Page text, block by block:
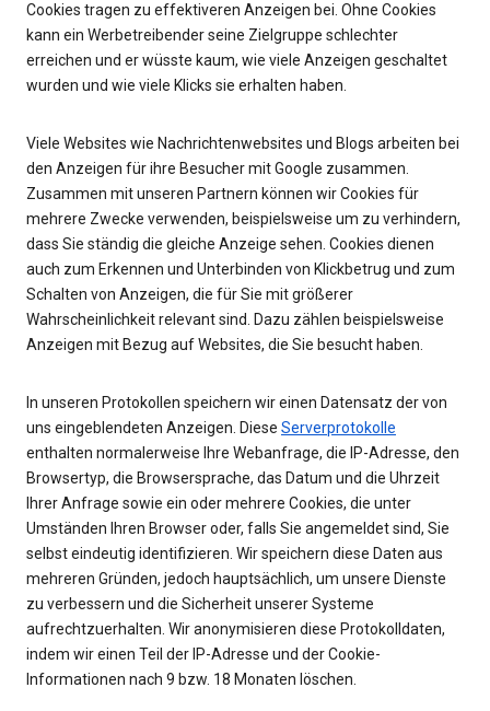
Cookies tragen zu effektiveren Anzeigen bei. Ohne Cookies
kann ein Werbetreibender seine Zielgruppe schlechter
erreichen und er wüsste kaum, wie viele Anzeigen geschaltet
wurden und wie viele Klicks sie erhalten haben.
Viele Websites wie Nachrichtenwebsites und Blogs arbeiten bei
den Anzeigen für ihre Besucher mit Google zusammen.
Zusammen mit unseren Partnern können wir Cookies für
mehrere Zwecke verwenden, beispielsweise um zu verhindern,
dass Sie ständig die gleiche Anzeige sehen. Cookies dienen
auch zum Erkennen und Unterbinden von Klickbetrug und zum
Schalten von Anzeigen, die für Sie mit größerer
Wahrscheinlichkeit relevant sind. Dazu zählen beispielsweise
Anzeigen mit Bezug auf Websites, die Sie besucht haben.
In unseren Protokollen speichern wir einen Datensatz der von
uns eingeblendeten Anzeigen. Diese Serverprotokolle
enthalten normalerweise Ihre Webanfrage, die IP-Adresse, den
Browsertyp, die Browsersprache, das Datum und die Uhrzeit
Ihrer Anfrage sowie ein oder mehrere Cookies, die unter
Umständen Ihren Browser oder, falls Sie angemeldet sind, Sie
selbst eindeutig identifizieren. Wir speichern diese Daten aus
mehreren Gründen, jedoch hauptsächlich, um unsere Dienste
zu verbessern und die Sicherheit unserer Systeme
aufrechtzuerhalten. Wir anonymisieren diese Protokolldaten,
indem wir einen Teil der IP-Adresse und der Cookie-
Informationen nach 9 bzw. 18 Monaten löschen.